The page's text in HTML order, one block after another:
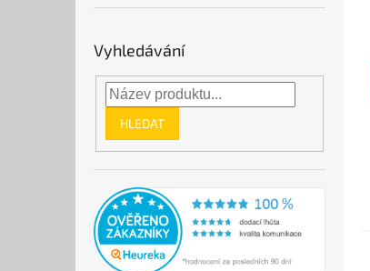
Vyhledávání
HLEDAT